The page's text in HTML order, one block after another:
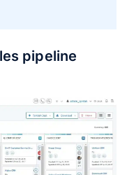
pipeline